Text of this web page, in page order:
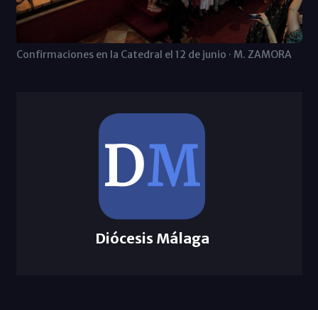
Confirmaciones en la Catedral el 12 de junio · M. ZAMORA
Diócesis Málaga